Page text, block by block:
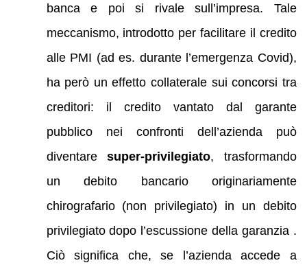
banca e poi si rivale sull’impresa. Tale
meccanismo, introdotto per facilitare il credito
alle PMI (ad es. durante l’emergenza Covid),
ha però un effetto collaterale sui concorsi tra
creditori: il credito vantato dal garante
pubblico nei confronti dell’azienda può
diventaresuper-privilegiato, trasformando
un debito bancario originariamente
chirografario (non privilegiato) in un debito
privilegiato dopo l’escussione della garanzia .
Ciò significa che, se l’azienda accede a